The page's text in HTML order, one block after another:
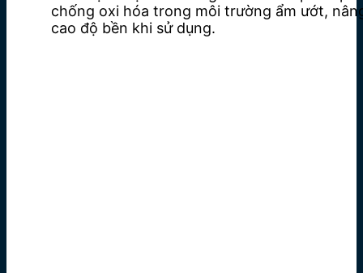
chống oxi hóa trong môi trường ẩm ướt,
cao độ bền khi sử dụng.